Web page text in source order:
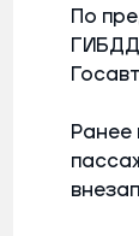
По
ГИБДД
Ранее